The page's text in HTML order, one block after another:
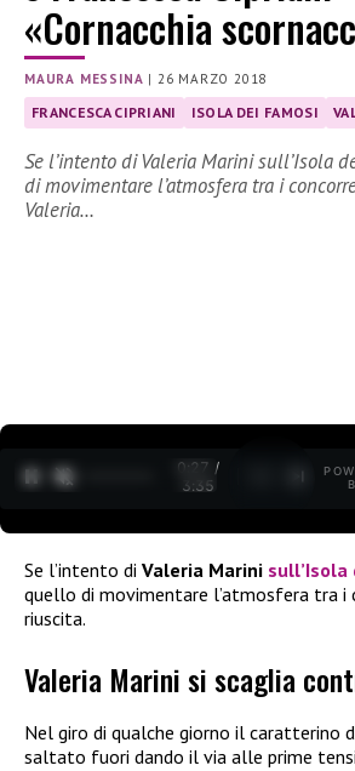
«Cornacchia
MAURA MESSINA | 26 MARZO 2018
FRANCESCA CIPRIANI ISOLA DEI FAMOSI
Se l’intento di Valeria Marini sull’Isola
di movimentare l’atmosfera tra i
Valeria…
0:28 /
3:35
Se l’intento di Valeria Marini
quello di movimentare l’atmosfera tra i
riuscita.
Valeria Marini si scaglia
Nel giro di qualche giorno il caratterino
saltato fuori dando il via alle prime